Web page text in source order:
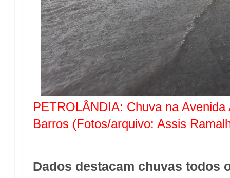
PETROLÂNDIA: Chuva na
Barros (Fotos/arquivo: Assis
Dados destacam chuvas todos